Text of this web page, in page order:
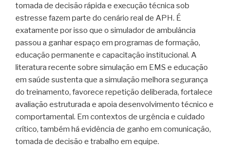
tomada de decisão rápida e execução técnica sob
estresse fazem parte do cenário real de APH. É
exatamente por isso que o simulador de ambulância
passou a ganhar espaço em programas de formação,
educação permanente e capacitação institucional. A
literatura recente sobre simulação em EMS e educação
em saúde sustenta que a simulação melhora segurança
do treinamento, favorece repetição deliberada, fortalece
avaliação estruturada e apoia desenvolvimento técnico e
comportamental. Em contextos de urgência e cuidado
crítico, também há evidência de ganho em comunicação,
tomada de decisão e trabalho em equipe.